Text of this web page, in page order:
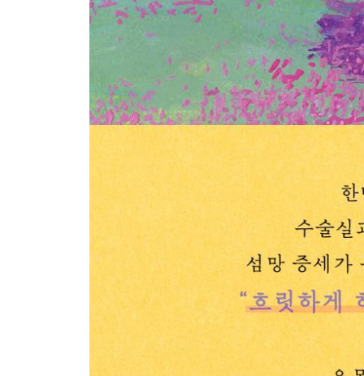
에필로그-죽음의 이야기가 필요했다